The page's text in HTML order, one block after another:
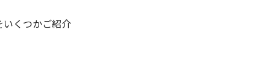
くつかご紹介